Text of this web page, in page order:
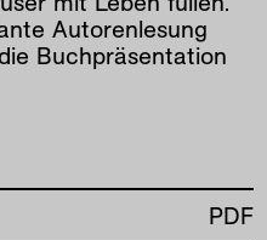
Autorenlesung
Buchpräsentation
PDF